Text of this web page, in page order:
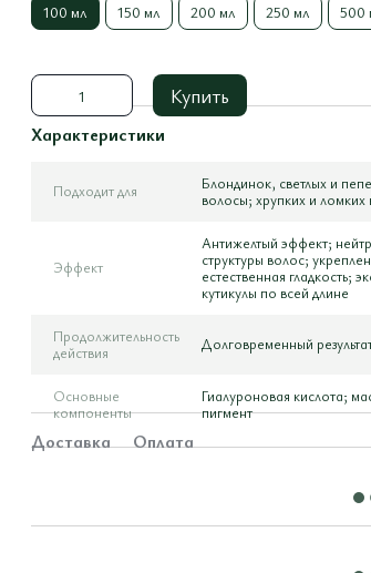
100 мл 150 мл 200 мл 250 мл 500
Купить
Характеристики
Подходит для
Блондинок, светлых и
волосы; хрупких и ломких
Эффект
Антижелтый эффект;
структуры волос;
естественная гладкость;
кутикулы по всей длине
Продолжительность
действия
Долговременный
Основные
компоненты
Гиалуроновая кислота;
пигмент
Доставка Оплата